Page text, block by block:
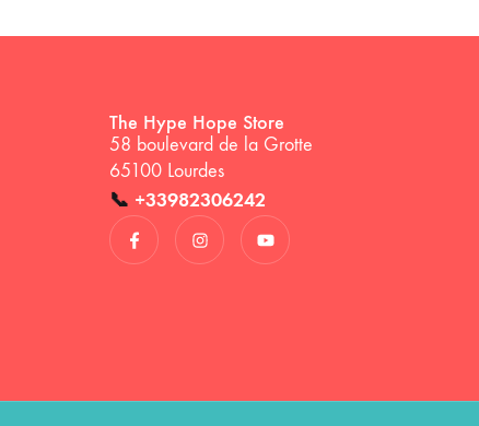
The Hype Hope Store
58 boulevard de la Grotte
65100 Lourdes
📞 +33982306242